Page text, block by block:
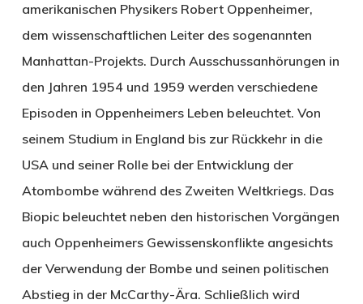
amerikanischen Physikers Robert Oppenheimer,
dem wissenschaftlichen Leiter des sogenannten
Manhattan-Projekts. Durch Ausschussanhörungen in
den Jahren 1954 und 1959 werden verschiedene
Episoden in Oppenheimers Leben beleuchtet. Von
seinem Studium in England bis zur Rückkehr in die
USA und seiner Rolle bei der Entwicklung der
Atombombe während des Zweiten Weltkriegs. Das
Biopic beleuchtet neben den historischen Vorgängen
auch Oppenheimers Gewissenskonflikte angesichts
der Verwendung der Bombe und seinen politischen
Abstieg in der McCarthy-Ära. Schließlich wird